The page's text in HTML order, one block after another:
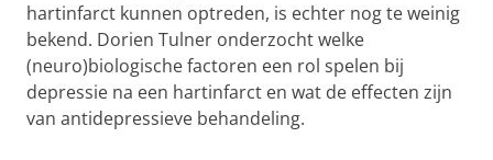
hartinfarct kunnen optreden, is echter nog te weinig
bekend. Dorien Tulner onderzocht welke
(neuro)biologische factoren een rol spelen bij
depressie na een hartinfarct en wat de effecten zijn
van antidepressieve behandeling.